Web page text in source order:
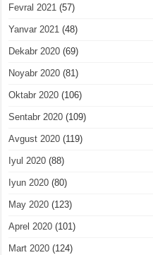
Fevral 2021 (57)
Yanvar 2021 (48)
Dekabr 2020 (69)
Noyabr 2020 (81)
Oktabr 2020 (106)
Sentabr 2020 (109)
Avgust 2020 (119)
Iyul 2020 (88)
Iyun 2020 (80)
May 2020 (123)
Aprel 2020 (101)
Mart 2020 (124)